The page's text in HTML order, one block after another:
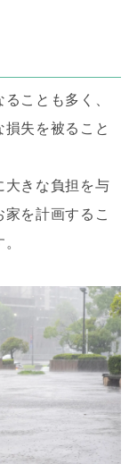
ことも多く、
失を被ること
大きな負担を与
を計画するこ